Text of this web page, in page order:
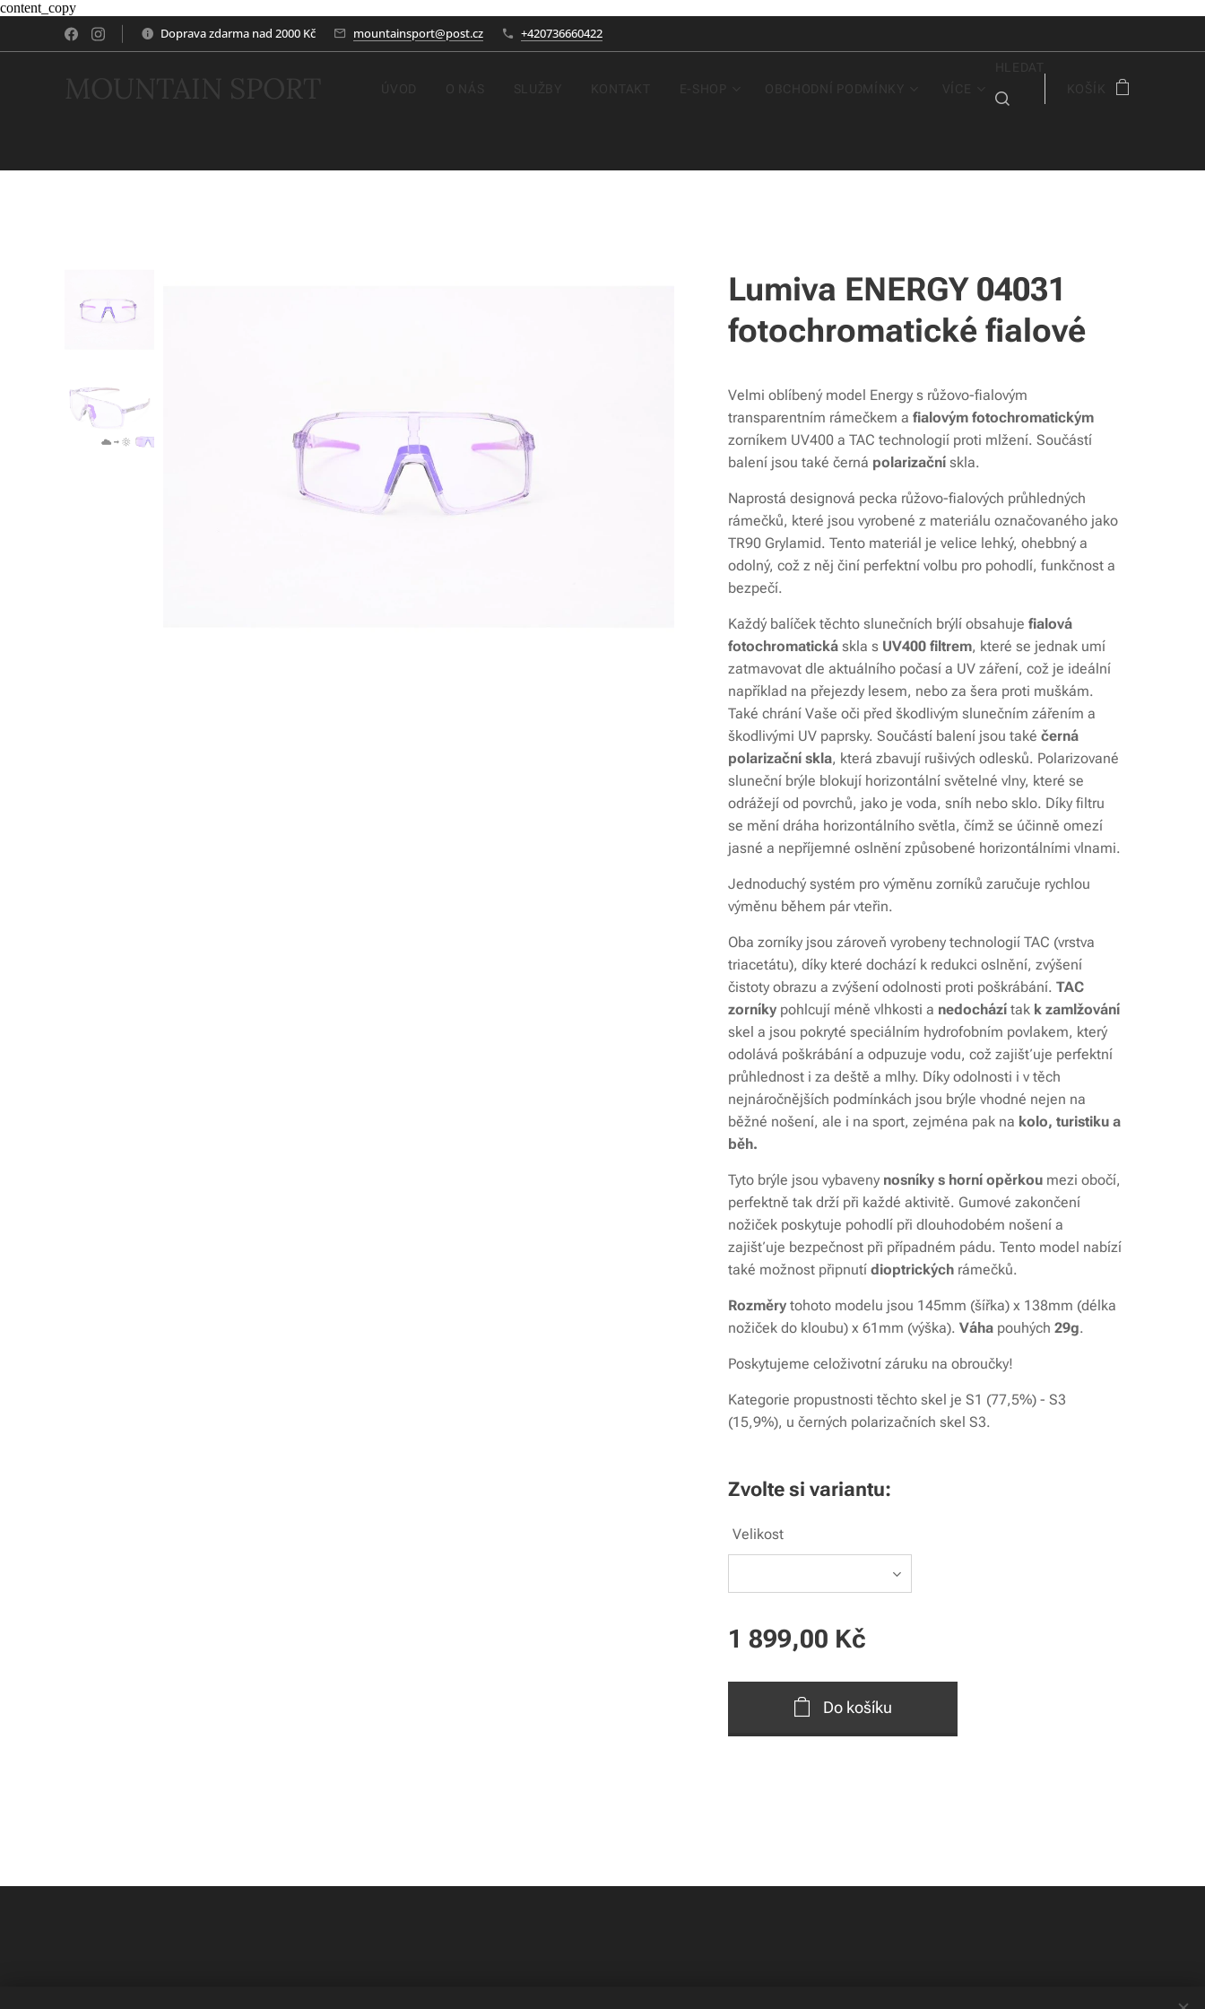
content_copy
Doprava zdarma nad 2000 Kč mountainsport@post.cz +420736660422
MOUNTAIN SPORT O NÁS KONTAKT
HLEDAT
Lumiva ENERGY 04031
fotochromatické fialové
Velmi oblíbený model Energy s růžovo-fialovým
transparentním rámečkem a fialovým fotochromatickým
zorníkem UV400 a TAC technologií proti mlžení. Součástí
balení jsou také černá polarizační skla.
Naprostá designová pecka růžovo-fialových průhledných
rámečků, které jsou vyrobené z materiálu označovaného jako
TR90 Grylamid. Tento materiál je velice lehký, ohebbný a
odolný, což z něj činí perfektní volbu pro pohodlí, funkčnost a
bezpečí.
Každý balíček těchto slunečních brýlí obsahuje fialová
fotochromatická skla s UV400 filtrem, které se jednak umí
zatmavovat dle aktuálního počasí a UV záření, což je ideální
například na přejezdy lesem, nebo za šera proti muškám.
Také chrání Vaše oči před škodlivým slunečním zářením a
škodlivými UV paprsky. Součástí balení jsou také černá
polarizační skla, která zbavují rušivých odlesků. Polarizované
sluneční brýle blokují horizontální světelné vlny, které se
odrážejí od povrchů, jako je voda, sníh nebo sklo. Díky filtru
se mění dráha horizontálního světla, čímž se účinně omezí
jasné a nepříjemné oslnění způsobené horizontálními vlnami.
Jednoduchý systém pro výměnu zorníků zaručuje rychlou
výměnu během pár vteřin.
Oba zorníky jsou zároveň vyrobeny technologií TAC (vrstva
triacetátu), díky které dochází k redukci oslnění, zvýšení
čistoty obrazu a zvýšení odolnosti proti poškrábání. TAC
zorníky pohlcují méně vlhkosti a nedochází tak k zamlžování
skel a jsou pokryté speciálním hydrofobním povlakem, který
odolává poškrábání a odpuzuje vodu, což zajišťuje perfektní
průhlednost i za deště a mlhy. Díky odolnosti i v těch
nejnáročnějších podmínkách jsou brýle vhodné nejen na
běžné nošení, ale i na sport, zejména pak na kolo, turistiku a
běh.
Tyto brýle jsou vybaveny nosníky s horní opěrkou mezi obočí,
perfektně tak drží při každé aktivitě. Gumové zakončení
nožiček poskytuje pohodlí při dlouhodobém nošení a
zajišťuje bezpečnost při případném pádu. Tento model nabízí
také možnost připnutí dioptrických rámečků.
Rozměry tohoto modelu jsou 145mm (šířka) x 138mm (délka
nožiček do kloubu) x 61mm (výška). Váha pouhých 29g.
Poskytujeme celoživotní záruku na obroučky!
Kategorie propustnosti těchto skel je S1 (77,5%) - S3
(15,9%), u černých polarizačních skel S3.
Zvolte si variantu:
Velikost
1 899,00 Kč
Do košíku